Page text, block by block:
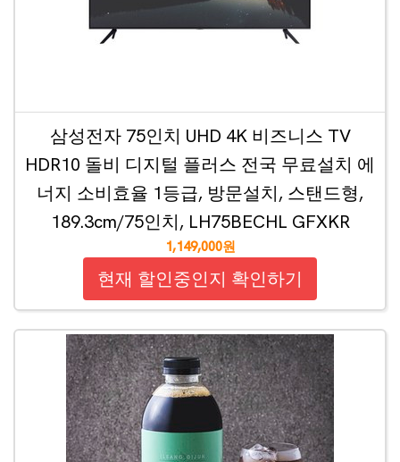
삼성전자 75인치 UHD 4K 비즈니스 TV
HDR10 돌비 디지털 플러스 전국 무료설치 에
너지 소비효율 1등급, 방문설치, 스탠드형,
189.3cm/75인치, LH75BECHL GFXKR
1,149,000원
현재 할인중인지 확인하기